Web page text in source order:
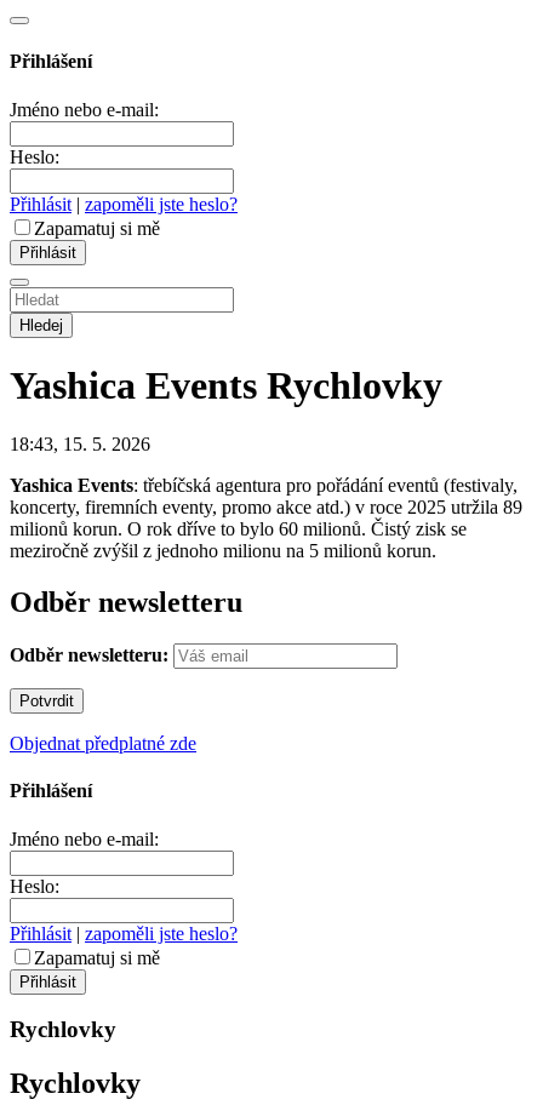
Přihlášení
Jméno nebo e-mail:
Heslo:
Přihlásit | zapoměli jste heslo?
Zapamatuj si mě
Hledej
Yashica Events Rychlovky
18:43, 15. 5. 2026
Yashica Events: třebíčská agentura pro pořádání eventů (festivaly,
koncerty, firemních eventy, promo akce atd.) v roce 2025 utržila 89
milionů korun. O rok dříve to bylo 60 milionů. Čistý zisk se
meziročně zvýšil z jednoho milionu na 5 milionů korun.
Odběr newsletteru
Odběr newsletteru:
Objednat předplatné zde
Přihlášení
Jméno nebo e-mail:
Heslo:
Přihlásit | zapoměli jste heslo?
Zapamatuj si mě
Rychlovky
Rychlovky